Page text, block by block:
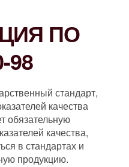
ПО
98
стандарт,
качества
обязательную
качества,
в стандартах и
продукцию.